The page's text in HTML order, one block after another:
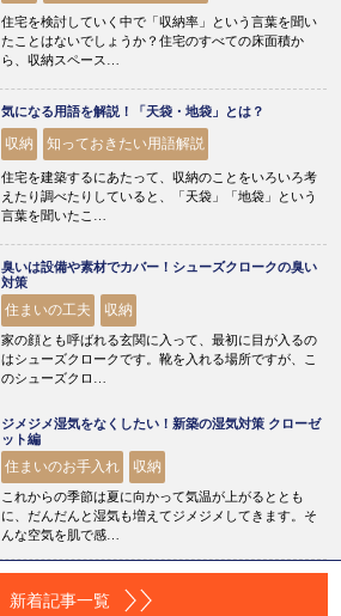
住宅を検討していく中で「収納率」という言葉を聞い
たことはないでしょうか？住宅のすべての床面積か
ら、収納スペース…
気になる用語を解説！「天袋・地袋」とは？
収納 知っておきたい用語解説
住宅を建築するにあたって、収納のことをいろいろ考
えたり調べたりしていると、「天袋」「地袋」という
言葉を聞いたこ…
臭いは設備や素材でカバー！シューズクロークの臭い
対策
住まいの工夫 収納
家の顔とも呼ばれる玄関に入って、最初に目が入るの
はシューズクロークです。靴を入れる場所ですが、こ
のシューズクロ…
ジメジメ湿気をなくしたい！新築の湿気対策 クローゼ
ット編
住まいのお手入れ 収納
これからの季節は夏に向かって気温が上がるととも
に、だんだんと湿気も増えてジメジメしてきます。そ
んな空気を肌で感…
新着記事一覧